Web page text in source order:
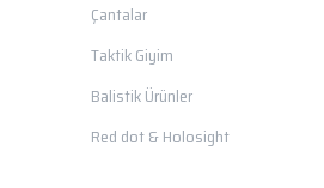
Çantalar
Taktik Giyim
Balistik Ürünler
Red dot & Holosight